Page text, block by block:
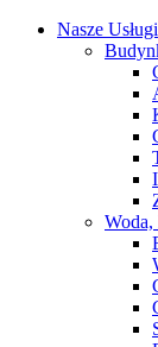
Nasze Usługi
Woda,